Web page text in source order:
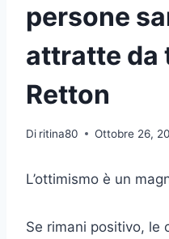
persone
attratte da
Retton
Di ritina80 Ottobre 26,
L’ottimismo è un
Se rimani positivo, le